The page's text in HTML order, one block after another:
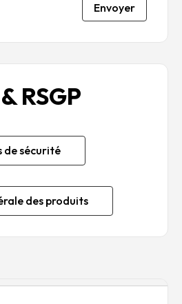
Envoyer
RSGP
de sécurité
des produits